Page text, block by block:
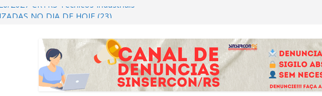
2027 CRTRS Técnicos Industriais
NO DIA DE HOJE (23)